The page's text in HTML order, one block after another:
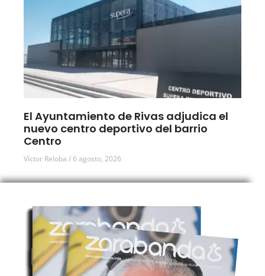
El Ayuntamiento de Rivas adjudica el
nuevo centro deportivo del barrio
Centro
Víctor Reloba 6 agosto, 2026